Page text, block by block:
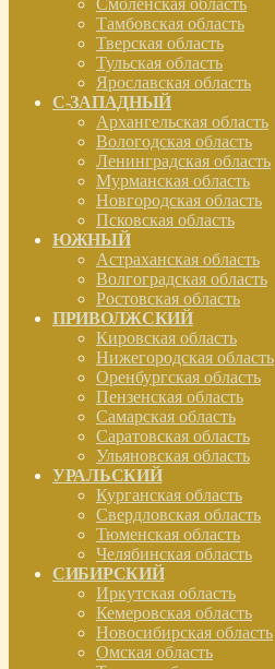
Смоленская область
Тамбовская область
Тверская область
Тульская область
Ярославская область
С-ЗАПАДНЫЙ
Архангельская область
Вологодская область
Ленинградская область
Мурманская область
Новгородская область
Псковская область
ЮЖНЫЙ
Астраханская область
Волгоградская область
Ростовская область
ПРИВОЛЖСКИЙ
Кировская область
Нижегородская область
Оренбургская область
Пензенская область
Самарская область
Саратовская область
Ульяновская область
УРАЛЬСКИЙ
Курганская область
Свердловская область
Тюменская область
Челябинская область
СИБИРСКИЙ
Иркутская область
Кемеровская область
Новосибирская область
Омская область